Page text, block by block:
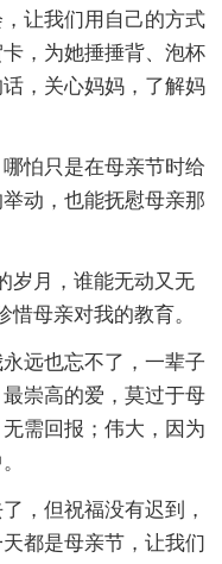
让我们用自己的方式
，为她捶捶背、泡杯
，关心妈妈，了解妈
怕只是在母亲节时给
动，也能抚慰母亲那
岁月，谁能无动又无
母亲对我的教育。
远也忘不了，一辈子
崇高的爱，莫过于母
需回报；伟大，因为
，但祝福没有迟到，
都是母亲节，让我们